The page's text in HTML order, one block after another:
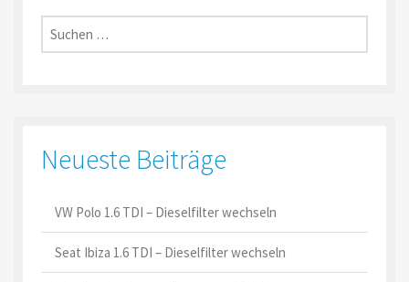
Suche
nach:
Neueste Beiträge
VW Polo 1.6 TDI – Dieselfilter wechseln
Seat Ibiza 1.6 TDI – Dieselfilter wechseln